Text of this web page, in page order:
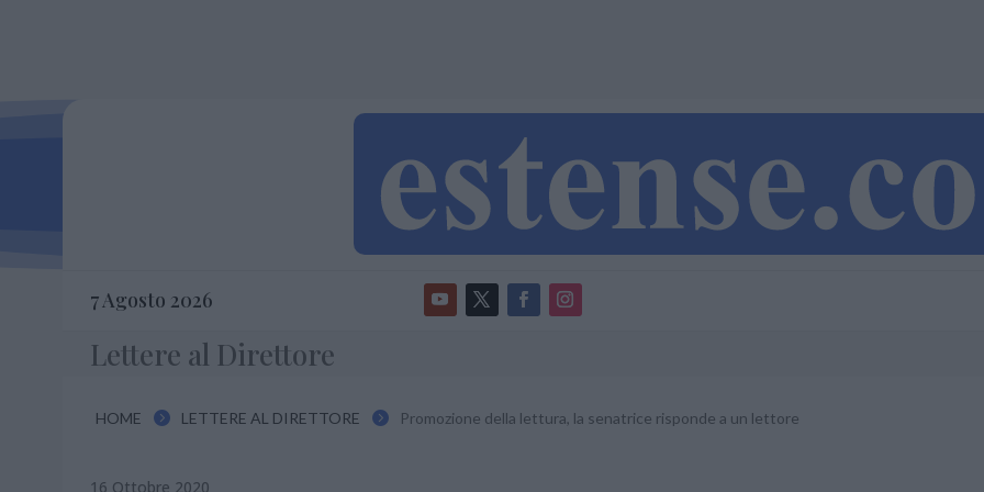
7 Agosto 2026
Lettere al Direttore
HOME  LETTERE AL DIRETTORE  Promozione della lettura, la senatrice risponde a un lettore
16 Ottobre 2020